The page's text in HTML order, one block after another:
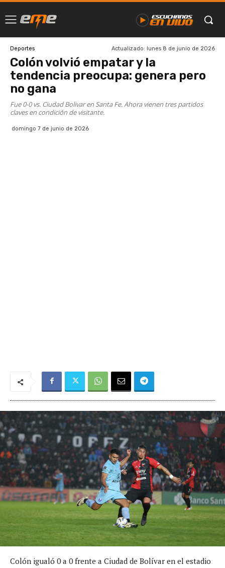
Deportes Actualizado: lunes 8 de junio de 2026
Colón volvió empatar y la
tendencia preocupa: genera pero
no gana
Fue 0-0 vs. Ciudad Bolivar en Santa Fe. Ahora vienen tres partidos
claves en condición de visitante.
domingo 7 de junio de 2026
Colón igualó 0 a 0 frente a Ciudad de Bolívar en el estadio